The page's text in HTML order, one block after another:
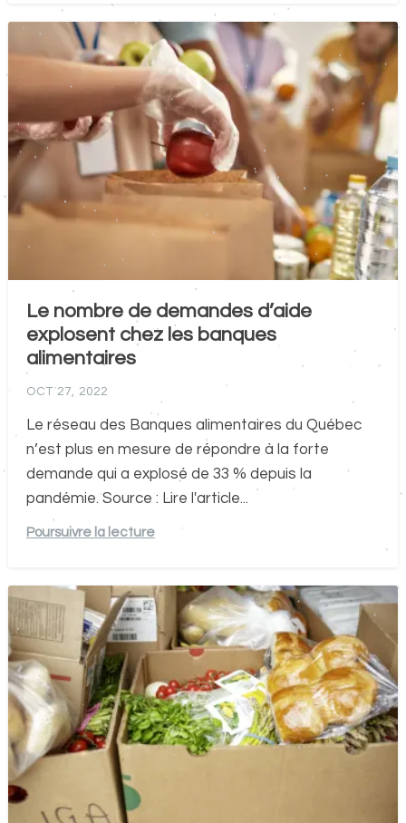
Le nombre de demandes d’aide
explosent chez les banques
alimentaires
OCT 27, 2022
Le réseau des Banques alimentaires du Québec
n’est plus en mesure de répondre à la forte
demande qui a explosé de 33 % depuis la
pandémie. Source : Lire l'article...
Poursuivre la lecture